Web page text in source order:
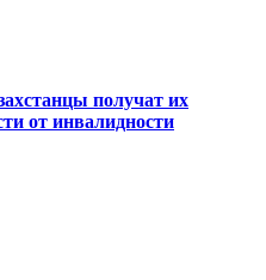
получат их
от инвалидности